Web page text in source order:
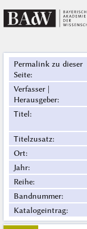
Permalink zu dieser
Seite:
Verfasser |
Herausgeber:
Titel:
Titelzusatz:
Ort:
Jahr:
Reihe:
Bandnummer:
Katalogeintrag: